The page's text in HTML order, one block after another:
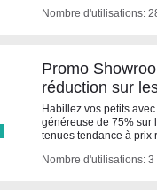
Nombre d'utilisations:
Promo
réduction sur
Habillez vos petits
généreuse de 75% sur
tenues tendance à prix
Nombre d'utilisations: 3